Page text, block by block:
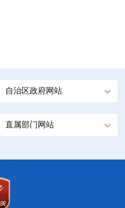
自治区政府网站
直属部门网站